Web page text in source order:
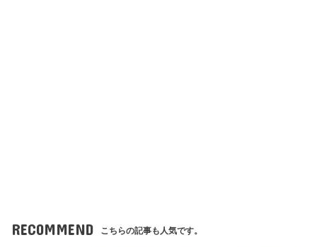
RECOMMEND こちらの記事も人気です。